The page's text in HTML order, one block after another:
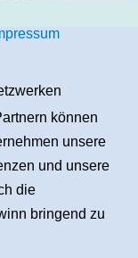
können
unsere
und unsere
die
bringend zu